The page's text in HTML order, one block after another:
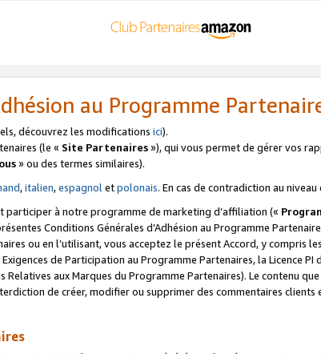
au Programme
découvrez les modifications ici).
(le « Site Partenaires»), qui vous permet de gérer vos
» ou des termes similaires).
,italien,espagnoletpolonais. En cas de contradiction au
à notre programme de marketing d’affiliation («
Conditions Générales d’Adhésion au Programme
ou en l’utilisant, vous acceptez le présent Accord, y compris les
de Participation au Programme Partenaires, la Licence
Relatives aux Marques du Programme Partenaires). Le contenu
de créer, modifier ou supprimer des commentaires